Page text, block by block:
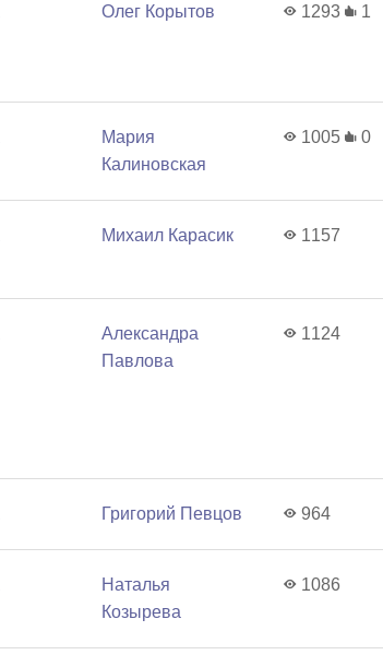
Олег Корытов 1293 1
Мария
Калиновская
1005 0
Михаил Карасик 1157
Александра
Павлова
1124
Григорий Певцов 964
Наталья
Козырева
1086